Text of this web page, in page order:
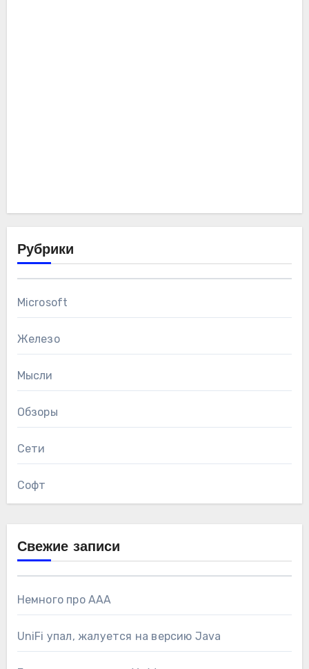
Рубрики
Microsoft
Железо
Мысли
Обзоры
Сети
Софт
Свежие записи
Немного про AAA
UniFi упал, жалуется на версию Java